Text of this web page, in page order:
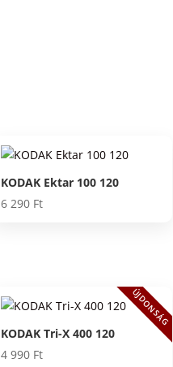
KODAK Ektar 100 120
6 290 Ft
ÚJDONSÁG
KODAK Tri-X 400 120
4 990 Ft